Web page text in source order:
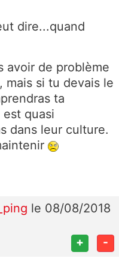
dire...quand
avoir de problème
mais si tu devais le
ta
quasi
dans leur culture.
le 08/08/2018
+ -